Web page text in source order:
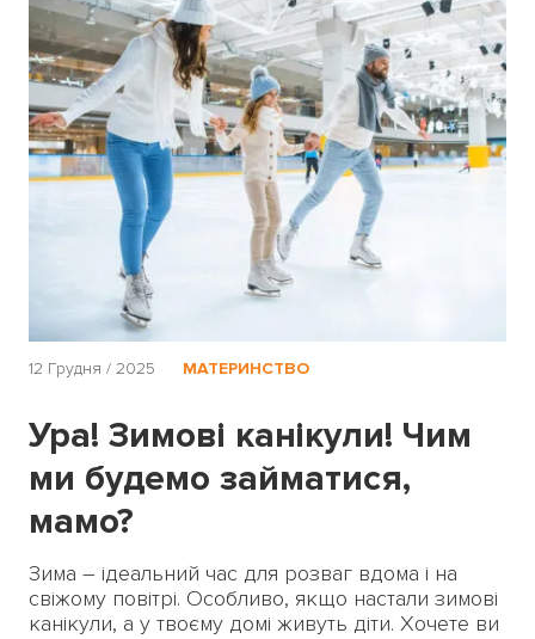
12 Грудня / 2025 МАТЕРИНСТВО
Ура! Зимові канікули! Чим
ми будемо займатися,
мамо?
Зима – ідеальний час для розваг вдома і на
свіжому повітрі. Особливо, якщо настали зимові
канікули, а у твоєму домі живуть діти. Хочете ви